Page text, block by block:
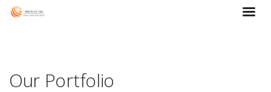
Our Portfolio